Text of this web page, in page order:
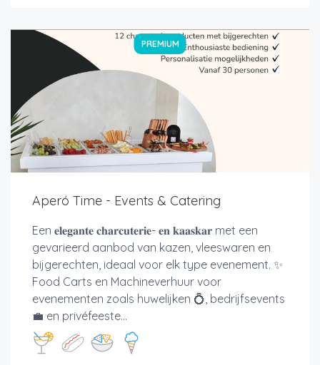
PREMIUM
Aperó Time - Events & Catering
Een 𝐞𝐥𝐞𝐠𝐚𝐧𝐭𝐞 𝐜𝐡𝐚𝐫𝐜𝐮𝐭𝐞𝐫𝐢𝐞- 𝐞𝐧 𝐤𝐚𝐚𝐬𝐤𝐚𝐫 met een
gevarieerd aanbod van kazen, vleeswaren en
bijgerechten, ideaal voor elk type evenement. ✨
Food Carts en Machineverhuur voor
evenementen zoals huwelijken 💍, bedrijfsevents
💼 en privéfeeste...